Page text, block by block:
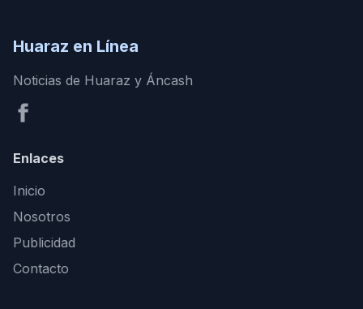
Huaraz en Línea
Noticias de Huaraz y Áncash
Enlaces
Inicio
Nosotros
Publicidad
Contacto